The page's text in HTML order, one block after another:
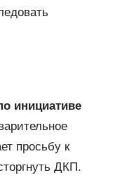
инициативе
просьбу к
ДКП.